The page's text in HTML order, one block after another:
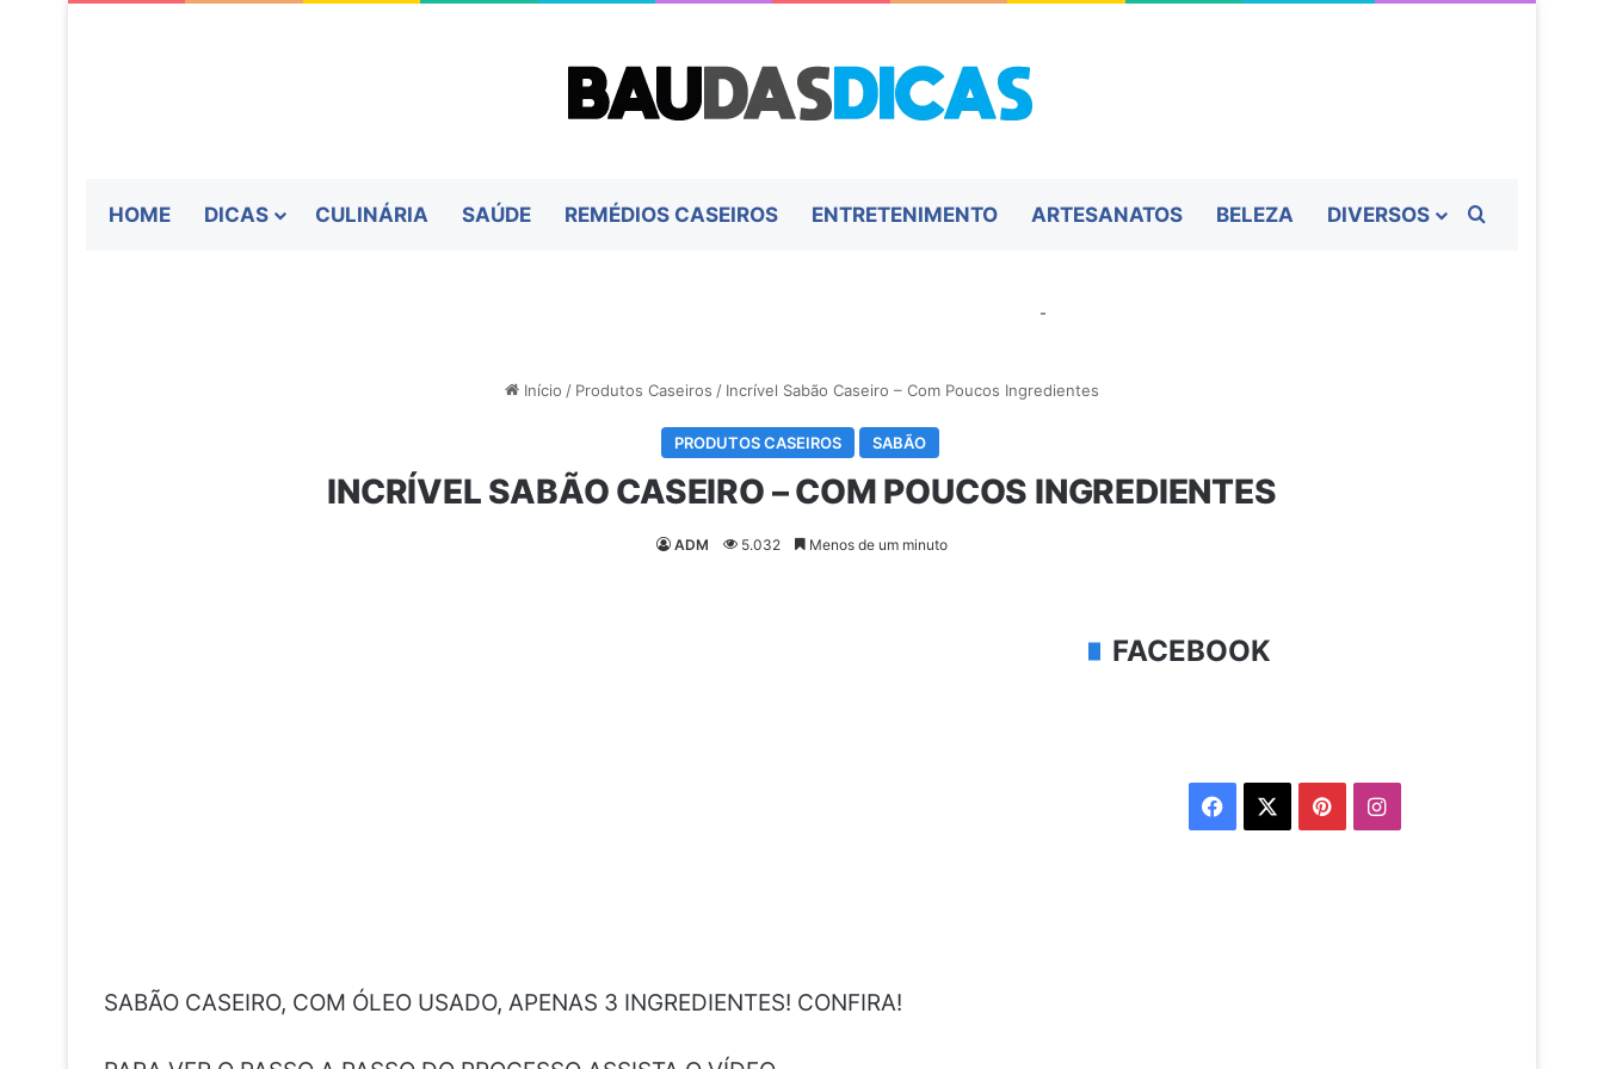
HOME DICAS CULINÁRIA SAÚDE REMÉDIOS CASEIROS ENTRETENIMENTO ARTESANATOS BELEZA DIVERSOS
-
Início / Produtos Caseiros / Incrível Sabão Caseiro – Com Poucos Ingredientes
PRODUTOS CASEIROS SABÃO
INCRÍVEL SABÃO CASEIRO – COM POUCOS INGREDIENTES
ADM 5.032 Menos de um minuto
SABÃO CASEIRO, COM ÓLEO USADO, APENAS 3 INGREDIENTES! CONFIRA!
FACEBOOK
Facebook PinterestInstagram